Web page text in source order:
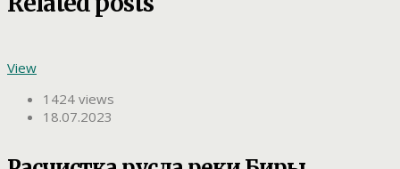
View
1424 views
18.07.2023